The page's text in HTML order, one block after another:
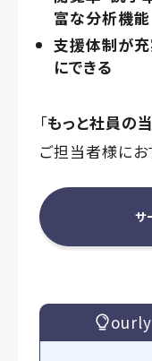
富な分析機能
支援体制が充
にできる
「もっと社員の
ご担当者様にお
サ
ourly